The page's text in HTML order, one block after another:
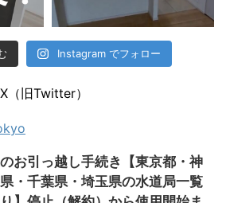
Instagram でフォロー
（旧Twitter）
お引っ越し手続き【東京都・神
・千葉県・埼玉県の水道局一覧